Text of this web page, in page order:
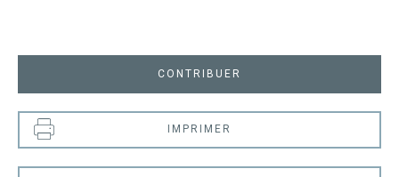
CONTRIBUER
IMPRIMER